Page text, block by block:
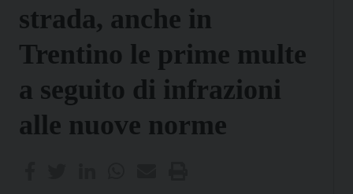
strada, anche in
Trentino le prime multe
a seguito di infrazioni
alle nuove norme